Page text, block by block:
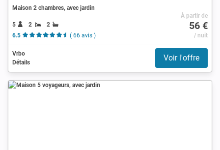
Maison 2 chambres, avec jardin
5 2
2
6.5
( 66 avis )
À partir de
56 €
/ nuit
Vrbo
Détails
Voir l'offre